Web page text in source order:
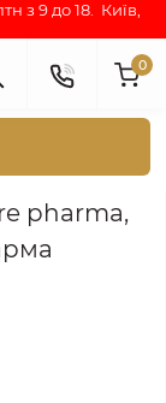
з 9 до 18. Київ,
0
pharma,